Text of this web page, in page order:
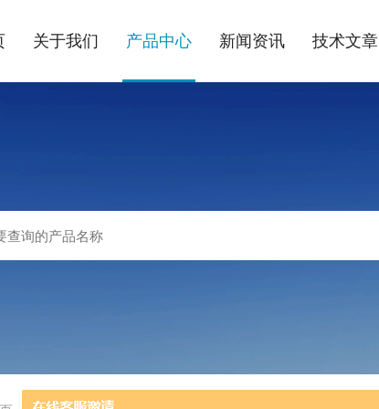
关于我们 产品中心 新闻资讯 技术文章